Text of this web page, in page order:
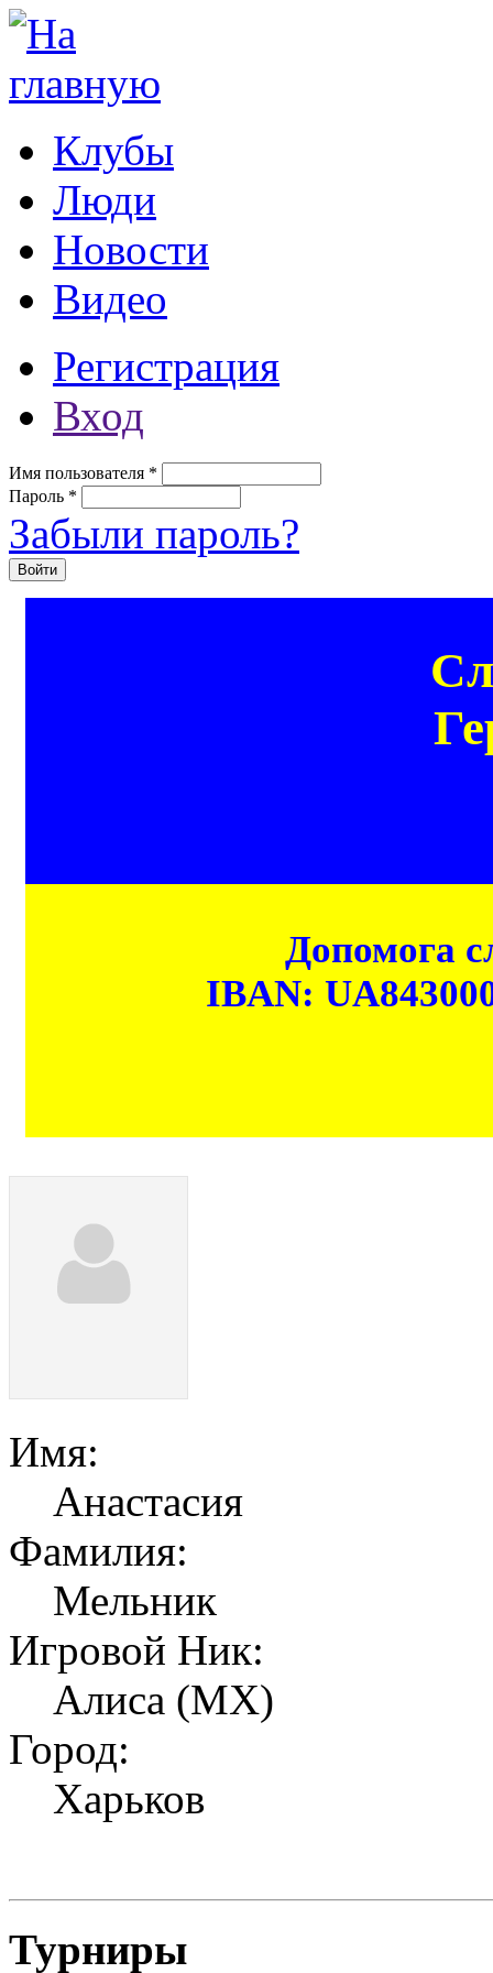
Перейти к основному содержанию
Клубы
Люди
Новости
Видео
Регистрация
Вход
Имя пользователя *
Пароль *
Забыли пароль?
Допомога
IBAN:
Имя:
Анастасия
Фамилия:
Мельник
Игровой Ник:
Алиса (МХ)
Город:
Харьков
Турниры